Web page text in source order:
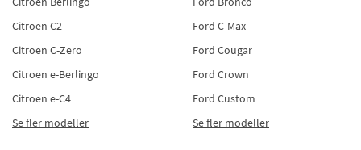
Citroen C2
Citroen C-Zero
Citroen e-Berlingo
Citroen e-C4
Se fler modeller
Ford C-Max
Ford Cougar
Ford Crown
Ford Custom
Se fler modeller